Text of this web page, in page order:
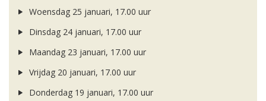
Woensdag 25 januari, 17.00 uur
Dinsdag 24 januari, 17.00 uur
Maandag 23 januari, 17.00 uur
Vrijdag 20 januari, 17.00 uur
Donderdag 19 januari, 17.00 uur